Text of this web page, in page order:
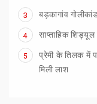
3 बड़कागांव
4 साप्ताहिकशिड्यूल
5
प्रेमी के तिलक में
मिली लाश